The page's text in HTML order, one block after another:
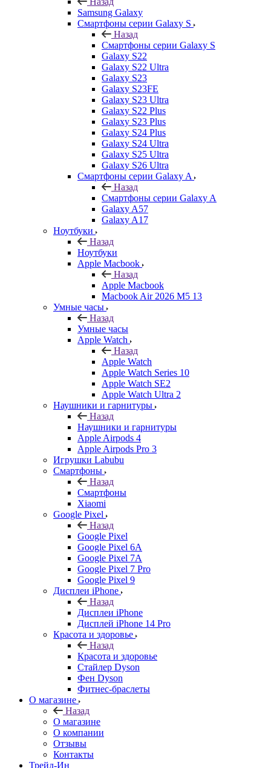
Samsung Galaxy
Смартфоны серии Galaxy S
Назад
Смартфоны серии Galaxy S
Galaxy S22
Galaxy S22 Ultra
Galaxy S23
Galaxy S23FE
Galaxy S23 Ultra
Galaxy S22 Plus
Galaxy S23 Plus
Galaxy S24 Plus
Galaxy S24 Ultra
Galaxy S25 Ultra
Galaxy S26 Ultra
Смартфоны серии Galaxy A
Назад
Смартфоны серии Galaxy A
Galaxy A57
Galaxy A17
Ноутбуки
Назад
Ноутбуки
Apple Macbook
Назад
Apple Macbook
Macbook Air 2026 M5 13
Умные часы
Назад
Умные часы
Apple Watch
Назад
Apple Watch
Apple Watch Series 10
Apple Watch SE2
Apple Watch Ultra 2
Наушники и гарнитуры
Назад
Наушники и гарнитуры
Apple Airpods 4
Apple Airpods Pro 3
Игрушки Labubu
Смартфоны
Назад
Смартфоны
Xiaomi
Google Pixel
Назад
Google Pixel
Google Pixel 6A
Google Pixel 7А
Google Pixel 7 Pro
Google Pixel 9
Дисплеи iPhone
Назад
Дисплеи iPhone
Дисплей iPhone 14 Pro
Красота и здоровье
Назад
Красота и здоровье
Стайлер Dyson
Фен Dyson
Фитнес-браслеты
О магазине
Назад
О магазине
О компании
Отзывы
Контакты
Трейд-Ин